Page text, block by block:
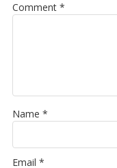
Comment *
Name *
Email *